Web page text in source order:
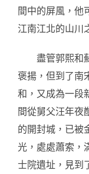
間中的屏風，他
江南江北的山川
盡管郭熙和
褒揚，但到了南
和，又成為一段
間從舅父汪年夜
的開封城，已被
光，處處蕭索，
士院遺址，見到